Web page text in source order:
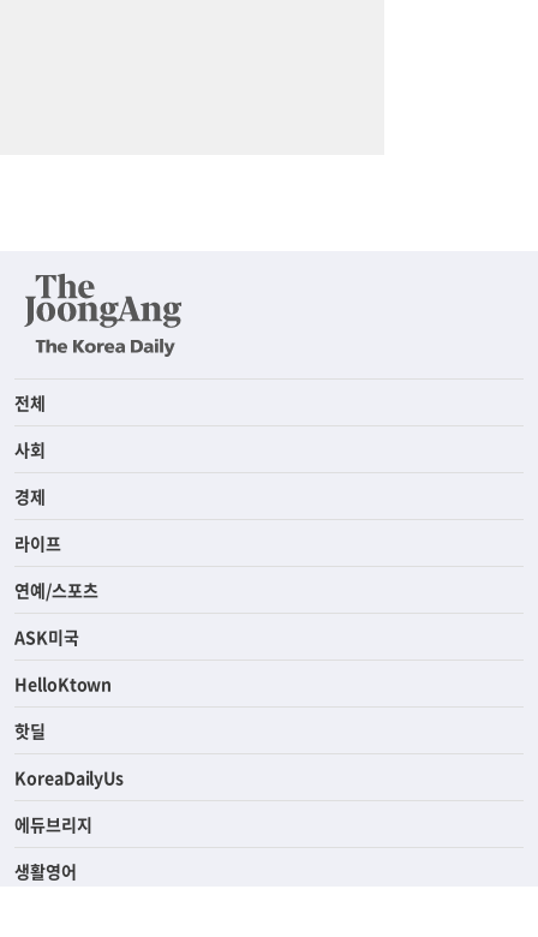
전체
사회
경제
라이프
연예/스포츠
ASK미국
HelloKtown
핫딜
KoreaDailyUs
에듀브리지
생활영어